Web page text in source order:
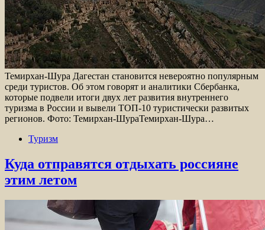
Темирхан-Шура Дагестан становится невероятно популярным
среди туристов. Об этом говорят и аналитики Сбербанка,
которые подвели итоги двух лет развития внутреннего
туризма в России и вывели ТОП-10 туристически развитых
регионов. Фото: Темирхан-ШураТемирхан-Шура…
Туризм
Куда отправятся отдыхать россияне
этим летом